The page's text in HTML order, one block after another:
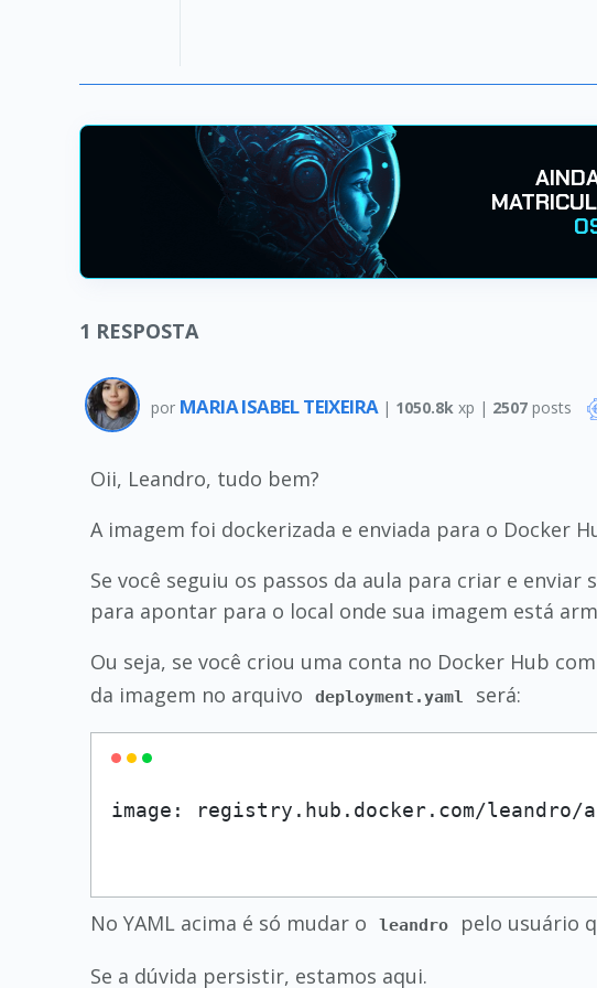
1 RESPOSTA
por MARIA ISABEL TEIXEIRA | 1050.8k xp | 2507posts
Oii, Leandro, tudo bem?
A imagem foi dockerizada e enviada para o Docker
Se você seguiu os passos da aula para criar e
para apontar para o local onde sua imagem está
Ou seja, se você criou uma conta no Docker Hub
da imagem no arquivo
deployment.yaml será:
No YAML acima é só mudar o leandro
pelo usuário
Se a dúvida persistir, estamos aqui.